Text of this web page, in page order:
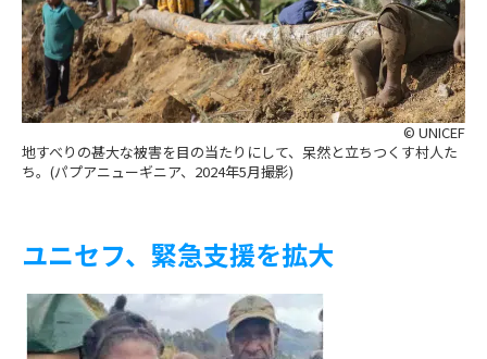
© UNICEF
地すべりの甚大な被害を目の当たりにして、呆然と立ちつくす村人た
ち。(パプアニューギニア、2024年5月撮影)
ユニセフ、緊急支援を拡大